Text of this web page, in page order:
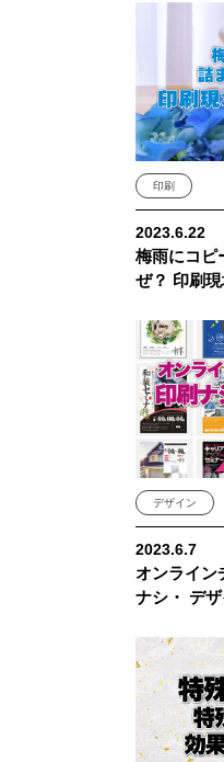
印刷
2023.6.22
梅雨にコピ
ぜ？ 印刷
デザイン
2023.6.7
オンライン
ナシ・ デ